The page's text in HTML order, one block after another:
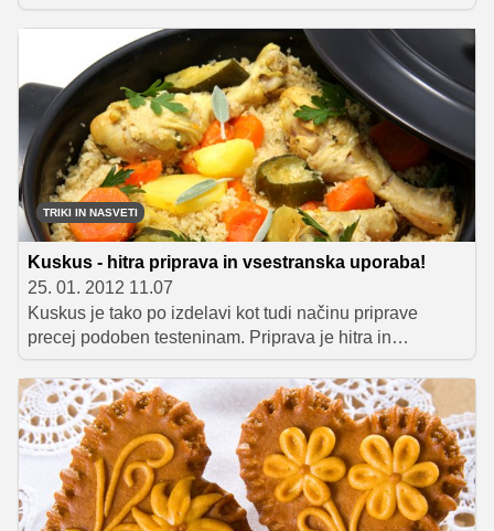
jagnjetina je prava poslastica, saj je meso zelo nežno,
sočno in polnega okusa. V nadaljevanju vam ponujamo
nekaj nasvetov in receptov, s pomočjo katerih se bo
jagnjetina zagotovo večkrat znašla na vaših krožnikih!
TRIKI IN NASVETI
Kuskus - hitra priprava in vsestranska uporaba!
25. 01. 2012 11.07
Kuskus je tako po izdelavi kot tudi načinu priprave
precej podoben testeninam. Priprava je hitra in
enostavna, z dodatkom različnih sestavin pa na preprost
način ustvarjamo različne okuse in zelo raznolike jedi.